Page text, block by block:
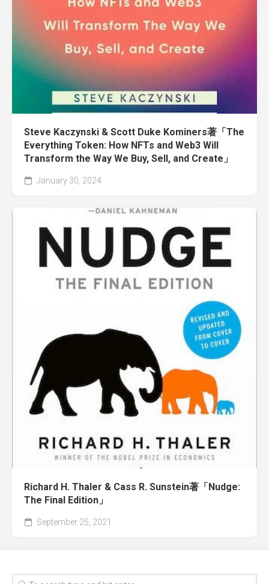
Steve Kaczynski & Scott Duke Kominers著「The
Everything Token: How NFTs and Web3 Will
Transform the Way We Buy, Sell, and Create」
January 30, 2024
Richard H. Thaler & Cass R. Sunstein著「Nudge:
The Final Edition」
September 25, 2021